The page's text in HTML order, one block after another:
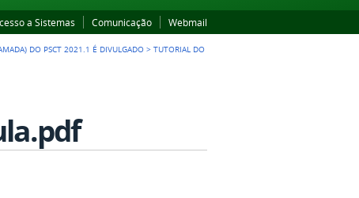
a Sistemas Comunicação Webmail
DO PSCT 2021.1 É DIVULGADO >TUTORIAL DO